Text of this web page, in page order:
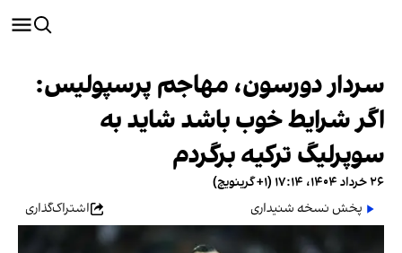
سردار دورسون، مهاجم پرسپولیس:
اگر شرایط خوب باشد شاید به
سوپرلیگ ترکیه برگردم
۲۶ خرداد ۱۴۰۴، ۱۷:۱۴ (‎+۱ گرینویچ)
پخش نسخه شنیداری
اشتراک‌گذاری